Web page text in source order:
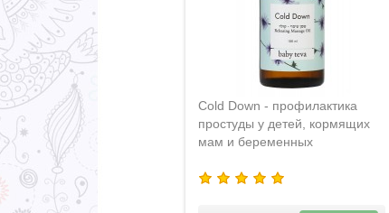
Cold Down - профилактика
простуды у детей, кормящих
мам и беременных